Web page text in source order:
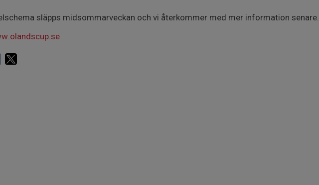
släpps midsommarveckan och vi återkommer med mer information senare.